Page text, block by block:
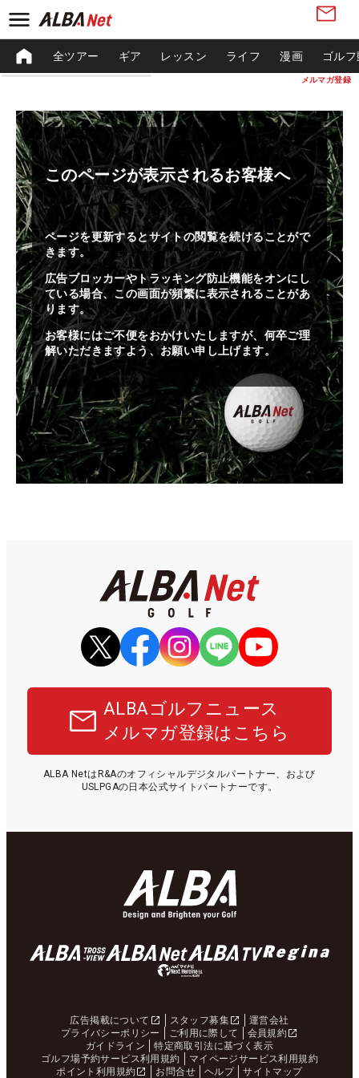
メルマガ登録
全ツアー ギア レッスン ライフ 漫画 ゴル
このページが表示されるお客様へ
ページを更新するとサイトの閲覧を続けることがで
きます。
広告ブロッカーやトラッキング防止機能をオンにし
ている場合、この画面が頻繁に表示されることがあ
ります。
お客様にはご不便をおかけいたしますが、何卒ご理
解いただきますよう、お願い申し上げます。
ALBAゴルフニュース
メルマガ登録はこちら
ALBA NetはR&Aのオフィシャルデジタルパートナー、および
USLPGAの日本公式サイトパートナーです。
広告掲載について スタッフ募集
運営会社
プライバシーポリシー
ご利用に際して
会員規約
ガイドライン
特定商取引法に基づく表示
ゴルフ場予約サービス利用規約
マイページサービス利用規約
ポイント利用規約
お問合せ ヘルプ サイトマップ